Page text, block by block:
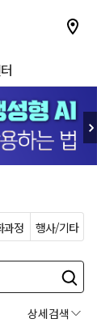
과정 행사/기타
상세검색